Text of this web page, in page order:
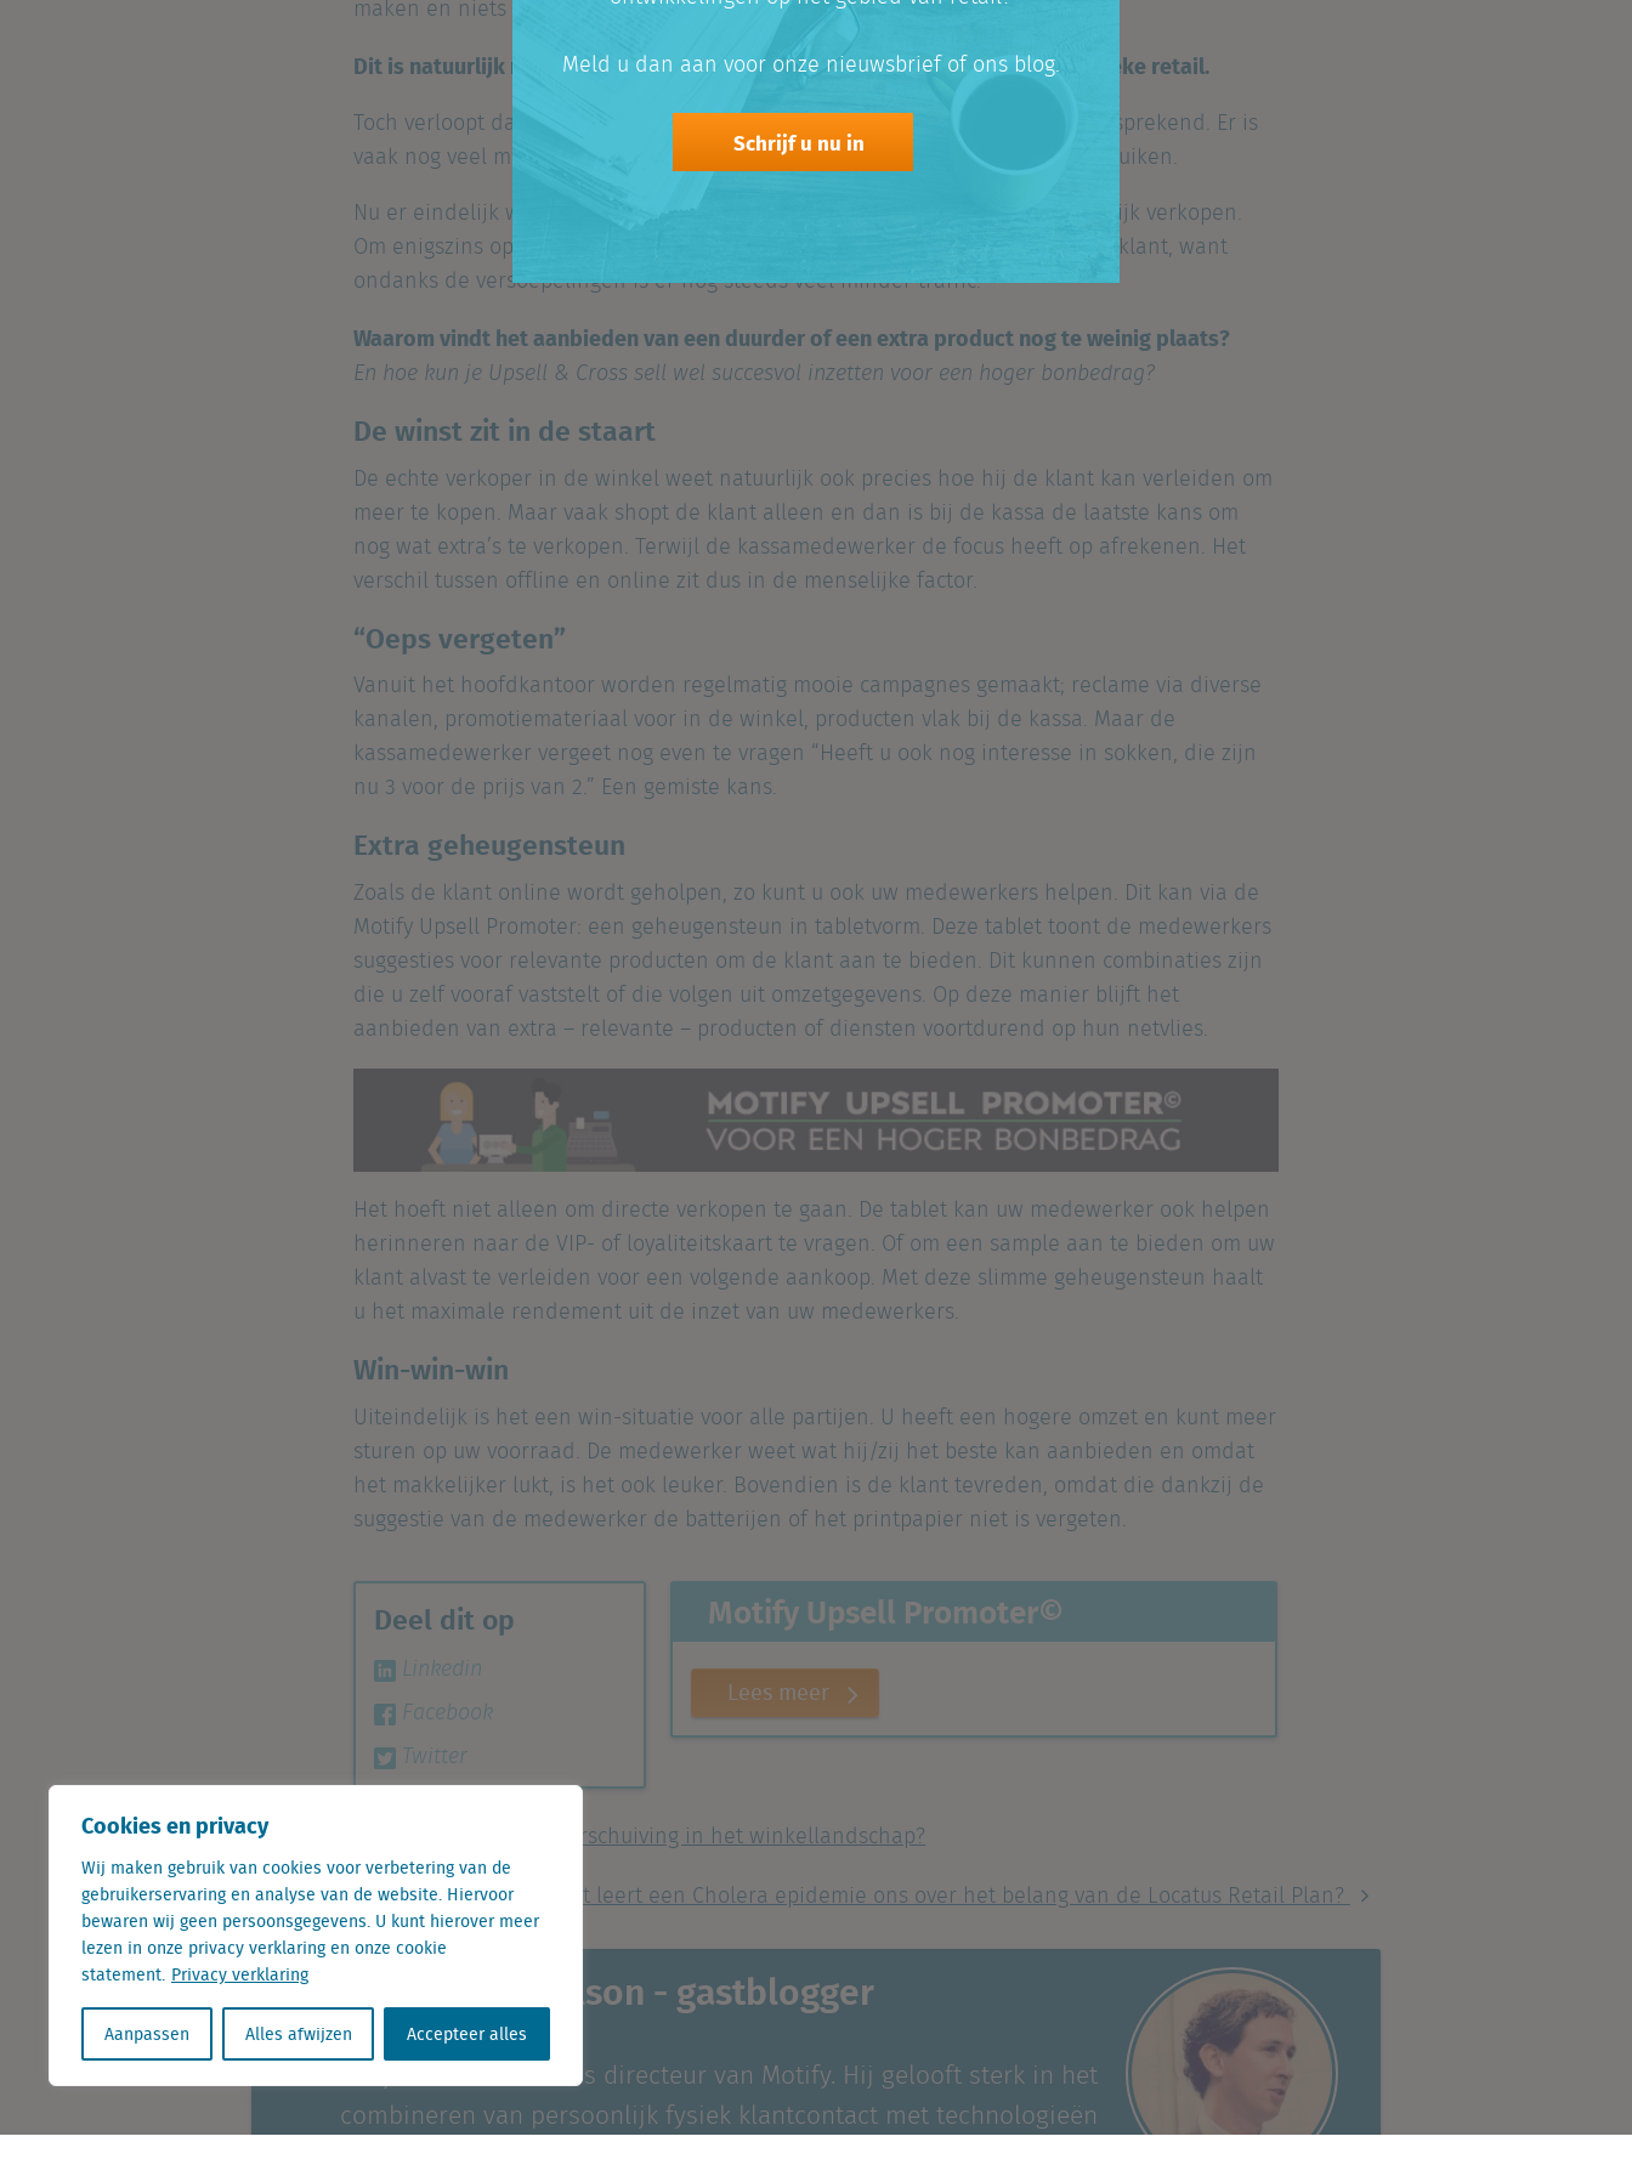
Cookies en privacy
Wij maken gebruik van cookies voor verbetering van de
gebruikerservaring en analyse van de website. Hiervoor
bewaren wij geen persoonsgegevens. U kunt hierover meer
lezen in onze privacy verklaring en onze cookie
statement. Privacy verklaring
Aanpassen Alles afwijzen Accepteer alles
maken en niets te vergeten.
Dit is natuurlijk niet online verzonnen, maar deze principes komen uit de fysieke retail.
Toch verloopt daar het proces vanUpsellenCross sellniet altijd even vanzelfsprekend. Er is
vaak nog veel meer uit te halen en dat kan iedere retailer nu extra goed gebruiken.
Nu er eindelijk weer mensen door de winkelstraten lopen wil je zoveel mogelijk verkopen.
Om enigszins op het oude niveau te komen zul je méér moeten omzetten per klant, want
ondanks de versoepelingen is er nog steeds veel minder traffic.
Waarom vindt het aanbieden van een duurder of een extra product nog te weinig plaats?
En hoe kun je Upsell & Cross sell wel succesvol inzetten voor een hoger bonbedrag?
De winst zit in de staart
De echte verkoper in de winkel weet natuurlijk ook precies hoe hij de klant kan verleiden om
meer te kopen. Maar vaak shopt de klant alleen en dan is bij de kassa de laatste kans om
nog wat extra’s te verkopen. Terwijl de kassamedewerker de focus heeft op afrekenen. Het
verschil tussen offline en online zit dus in de menselijke factor.
“Oeps vergeten”
Vanuit het hoofdkantoor worden regelmatig mooie campagnes gemaakt; reclame via diverse
kanalen, promotiemateriaal voor in de winkel, producten vlak bij de kassa. Maar de
kassamedewerker vergeet nog even te vragen “Heeft u ook nog interesse in sokken, die zijn
nu 3 voor de prijs van 2.” Een gemiste kans.
Extra geheugensteun
Zoals de klant online wordt geholpen, zo kunt u ook uw medewerkers helpen. Dit kan via de
Motify Upsell Promoter: een geheugensteun in tabletvorm. Deze tablet toont de medewerkers
suggesties voor relevante producten om de klant aan te bieden. Dit kunnen combinaties zijn
die u zelf vooraf vaststelt of die volgen uit omzetgegevens. Op deze manier blijft het
aanbieden van extra – relevante – producten of diensten voortdurend op hun netvlies.
Het hoeft niet alleen om directe verkopen te gaan. De tablet kan uw medewerker ook helpen
herinneren naar de VIP- of loyaliteitskaart te vragen. Of om een sample aan te bieden om uw
klant alvast te verleiden voor een volgende aankoop. Met deze slimme geheugensteun haalt
u het maximale rendement uit de inzet van uw medewerkers.
Win-win-win
Uiteindelijk is het een win-situatie voor alle partijen. U heeft een hogere omzet en kunt meer
sturen op uw voorraad. De medewerker weet wat hij/zij het beste kan aanbieden en omdat
het makkelijker lukt, is het ook leuker. Bovendien is de klant tevreden, omdat die dankzij de
suggestie van de medewerker de batterijen of het printpapier niet is vergeten.
Motify Upsell Promoter©
Lees meer
Deel dit op
Linkedin
Facebook
Twitter
Retail Risk Index 2021: aardverschuiving in het winkellandschap?
Wat leert een Cholera epidemie ons over het belang van de Locatus Retail Plan?
Benjamin Nicolson - gastblogger
Benjamin Nicholson is directeur van Motify. Hij gelooft sterk in het
combineren van persoonlijk fysiek klantcontact met technologieën
Schrijf u nu in
Meld u dan aan voor onze nieuwsbrief of ons blog.